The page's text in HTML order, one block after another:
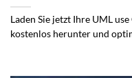
Laden Sie jetzt Ihre UML
kostenlos herunter und